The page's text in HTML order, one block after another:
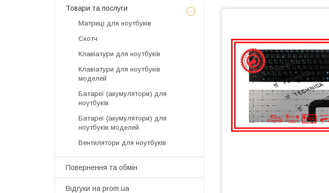
Товари та послуги
Матриці для ноутбуків
Скотч
Клавіатури для ноутбуків
Клавіатури для ноутбуків
моделей
Батареї (акумулятори) для
ноутбуків
Батареї (акумулятори) для
ноутбуків моделей
Вентилятори для ноутбуків
Повернення та обмін
Відгуки на prom.ua